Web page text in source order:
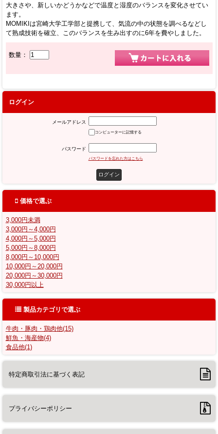
大きさや、新しいかどうかなどで温度と湿度のバランスを変化させてい
ます。
MOMIKIは宮崎大学工学部と提携して、気流の中の状態を調べるなどし
て熟成技術を確立、このバランスを生み出すのに6年を費やしました。
数量：
ログイン
メールアドレス
コンピューターに記憶する
パスワード
パスワードを忘れた方はこちら
価格で選ぶ
3,000円未満
3,000円～4,000円
4,000円～5,000円
5,000円～8,000円
8,000円～10,000円
10,000円～20,000円
20,000円～30,000円
30,000円以上
製品カテゴリで選ぶ
牛肉・豚肉・鶏肉他(15)
鮮魚・海産物(4)
食品他(1)
特定商取引法に基づく表記
プライバシーポリシー